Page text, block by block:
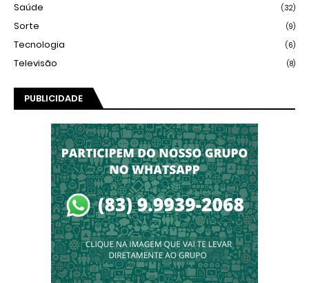
Saúde (32)
Sorte (9)
Tecnologia (6)
Televisão (8)
PUBLICIDADE